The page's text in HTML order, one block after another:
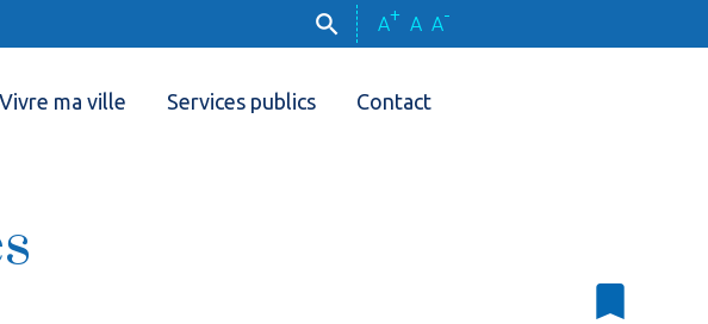
A+ A A-
Vivre ma ville Services publics Contact